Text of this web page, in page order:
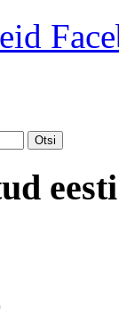
Otsi